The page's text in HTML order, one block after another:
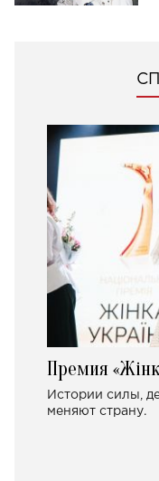
Премия
Истории силы,
меняют страну.